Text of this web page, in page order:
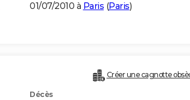
01/07/2010 à Paris (Paris)
Créer une cagnotte
Décès